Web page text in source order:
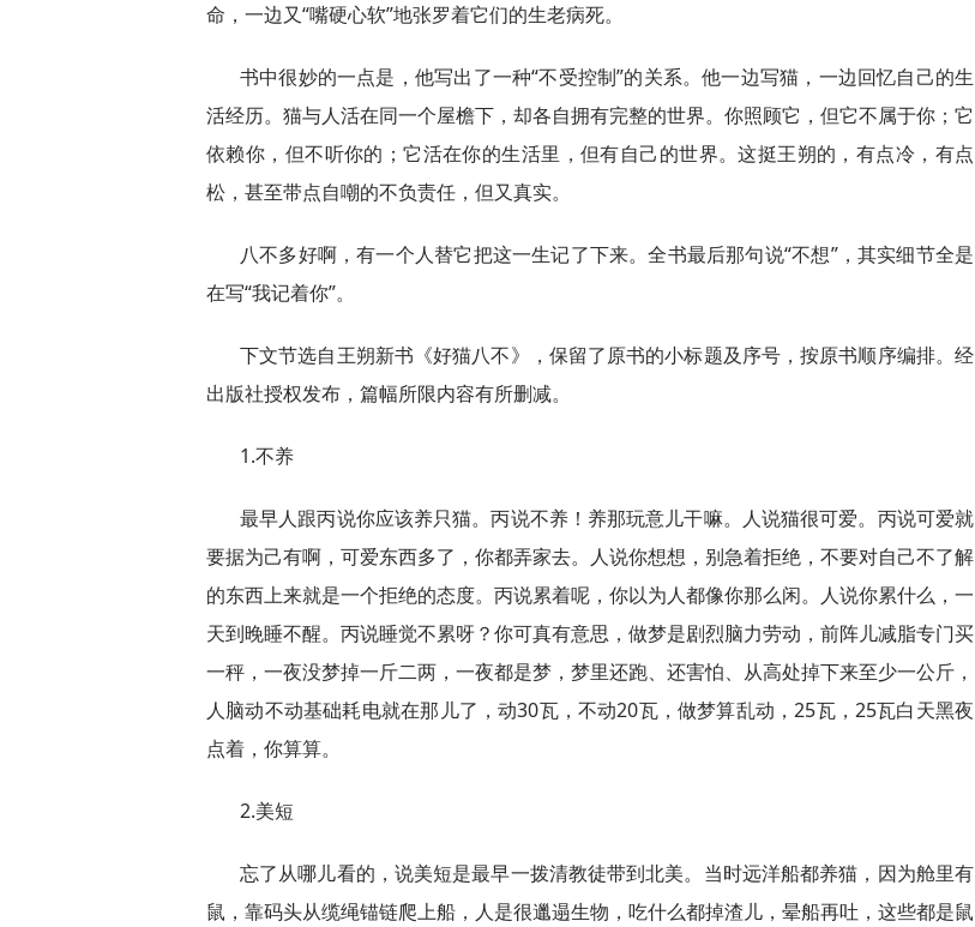
命，一边又“嘴硬心软”地张罗着它们的生老病死。
书中很妙的一点是，他写出了一种“不受控制”的关系。他一边写猫，一边回忆自己的生
活经历。猫与人活在同一个屋檐下，却各自拥有完整的世界。你照顾它，但它不属于你；它
依赖你，但不听你的；它活在你的生活里，但有自己的世界。这挺王朔的，有点冷，有点
松，甚至带点自嘲的不负责任，但又真实。
八不多好啊，有一个人替它把这一生记了下来。全书最后那句说“不想”，其实细节全是
在写“我记着你”。
下文节选自王朔新书《好猫八不》，保留了原书的小标题及序号，按原书顺序编排。经
出版社授权发布，篇幅所限内容有所删减。
1.不养
最早人跟丙说你应该养只猫。丙说不养！养那玩意儿干嘛。人说猫很可爱。丙说可爱就
要据为己有啊，可爱东西多了，你都弄家去。人说你想想，别急着拒绝，不要对自己不了解
的东西上来就是一个拒绝的态度。丙说累着呢，你以为人都像你那么闲。人说你累什么，一
天到晚睡不醒。丙说睡觉不累呀？你可真有意思，做梦是剧烈脑力劳动，前阵儿减脂专门买
一秤，一夜没梦掉一斤二两，一夜都是梦，梦里还跑、还害怕、从高处掉下来至少一公斤，
人脑动不动基础耗电就在那儿了，动30瓦，不动20瓦，做梦算乱动，25瓦，25瓦白天黑夜
点着，你算算。
2.美短
忘了从哪儿看的，说美短是最早一拨清教徒带到北美。当时远洋船都养猫，因为舱里有
鼠，靠码头从缆绳锚链爬上船，人是很邋遢生物，吃什么都掉渣儿，晕船再吐，这些都是鼠